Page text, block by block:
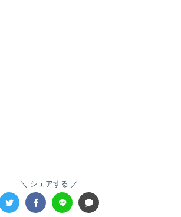
シェアする